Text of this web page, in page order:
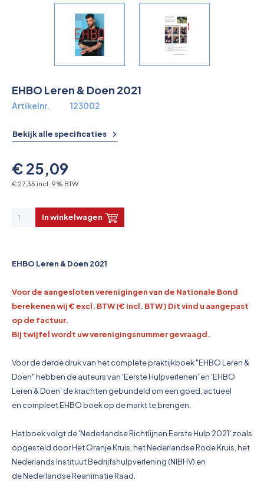
Verbandkoffers
Lesmateriaal
Verbandmiddelen
Instrumenten
Pictogrammen
EHBO Leren & Doen 2021
Artikelnr. 123002
Bekijk alle specificaties
€ 25,09
€ 27,35 incl. 9% BTW
In winkelwagen
EHBO Leren & Doen 2021
Voor de aangesloten verenigingen van de Nationale Bond
berekenen wij € excl. BTW (€ incl. BTW ) Dit vind u aangepast
op de factuur.
Bij twijfel wordt uw verenigingsnummer gevraagd.
Voor de derde druk van het complete praktijkboek "EHBO Leren &
Doen" hebben de auteursvan 'Eerste Hulpverlenen' en 'EHBO
Leren & Doen' de krachten gebundeld om een goed, actueel
en compleet EHBO boek op de markt te brengen.
Het boek volgt de 'Nederlandse Richtlijnen Eerste Hulp 2021' zoals
opgesteld door Het Oranje Kruis, het Nederlandse Rode Kruis, het
Nederlands Instituut Bedrijfshulpverlening (NIBHV) en
deNederlandse Reanimatie Raad.